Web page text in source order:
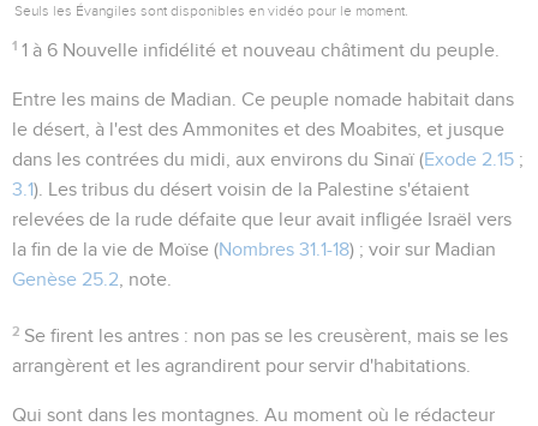
Seuls les Évangiles sont disponibles en vidéo pour le moment.
1 1 à 6 Nouvelle infidélité et nouveau châtiment du peuple.
Entre les mains de Madian . Ce peuple nomade habitait dans
le désert, à l'est des Ammonites et des Moabites, et jusque
dans les contrées du midi, aux environs du Sinaï (Exode 2.15 ;
3.1). Les tribus du désert voisin de la Palestine s'étaient
relevées de la rude défaite que leur avait infligée Israël vers
la fin de la vie de Moïse (Nombres 31.1-18) ; voir sur Madian
Genèse 25.2 , note.
2 Se firent les antres : non pas se les creusèrent, mais se les
arrangèrent et les agrandirent pour servir d'habitations.
Qui sont dans les montagnes . Au moment où le rédacteur